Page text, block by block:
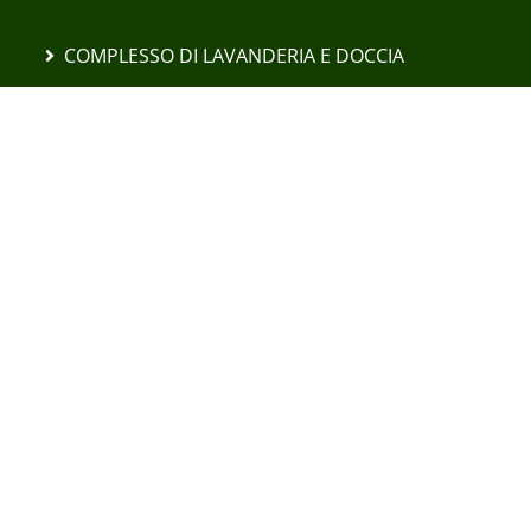
COMPLESSO DI LAVANDERIA E DOCCIA